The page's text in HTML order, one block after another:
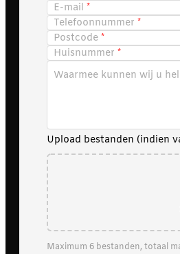
E-mail
Telefoonnummer
Postcode
Huisnummer
Waarmee kunnen wij u
Upload bestanden (indien
Maximum 6 bestanden, totaal